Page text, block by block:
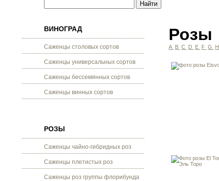
ВИНОГРАД
Саженцы столовых сортов
Саженцы универсальных сортов
Саженцы бессемянных сортов
Саженцы винных сортов
РОЗЫ
Саженцы чайно-гибридных роз
Саженцы плетистых роз
Саженцы роз группы флорибунда
Розы
A B C D E F G